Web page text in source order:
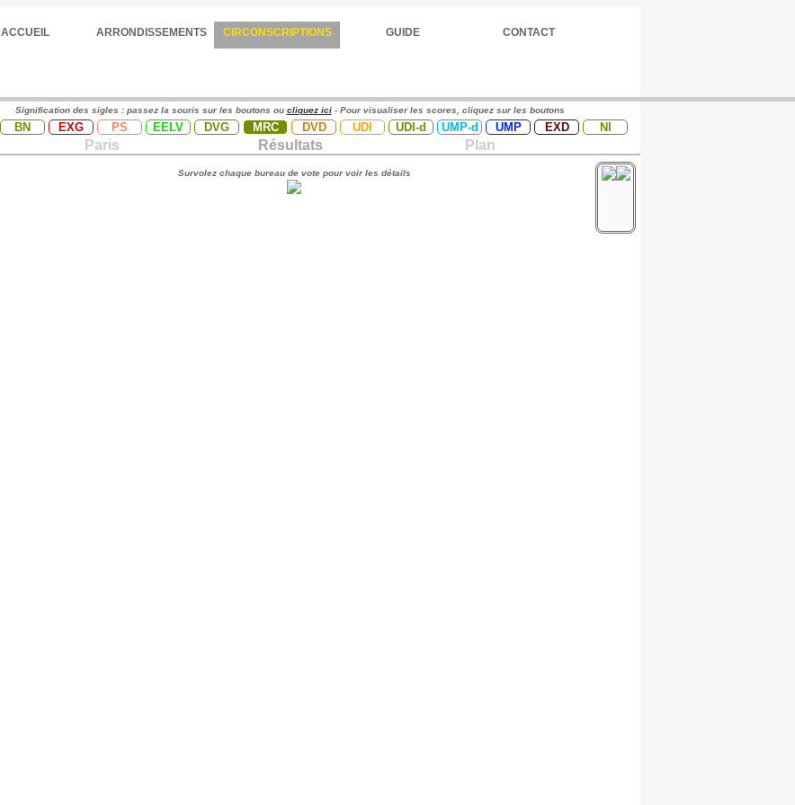
ACCUEIL ARRONDISSEMENTS CIRCONSCRIPTIONS GUIDE CONTACT
Signification des sigles : passez la souris sur les boutons ou cliquez ici- Pour visualiser les scores, cliquez sur les boutons
BN EXG PS EELV DVG MRC DVD UDI UDI-d UMP-d UMP EXD NI
Paris Résultats Plan
Survolez chaque bureau de vote pour voir les détails